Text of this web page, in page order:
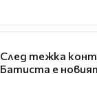
След тежка
Батиста е